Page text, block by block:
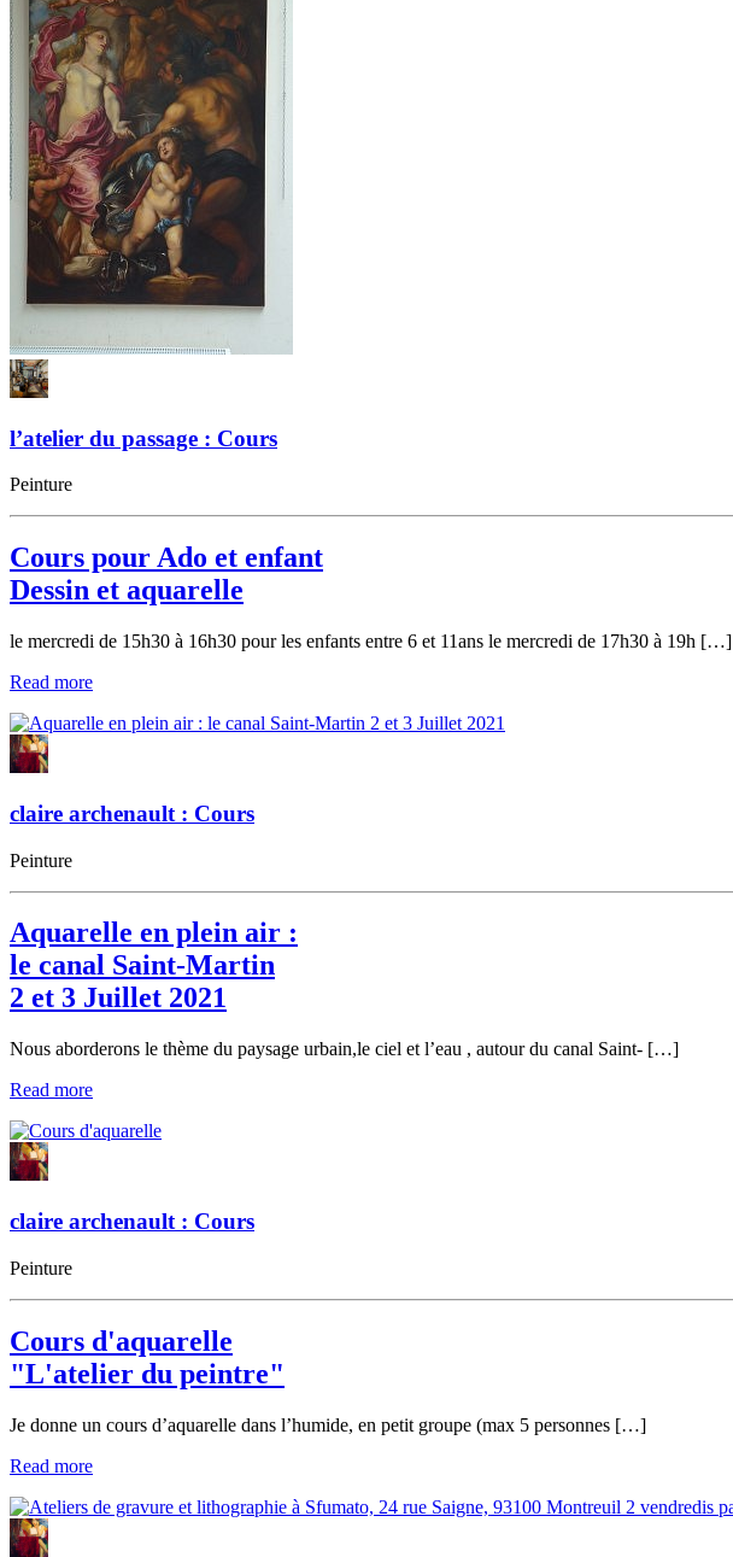
l’atelier du passage : Cours
Peinture
Cours pour Ado et enfant
Dessin et aquarelle
le mercredi de 15h30 à 16h30 pour les enfants entre 6 et 11ans le mercredi de 17h30 à 19h […]
Read more
claire archenault : Cours
Peinture
Aquarelle en plein air :
le canal Saint-Martin
2 et 3 Juillet 2021
Nous aborderons le thème du paysage urbain,le ciel et l’eau , autour du canal Saint- […]
Read more
claire archenault : Cours
Peinture
Cours d'aquarelle
"L'atelier du peintre"
Je donne un cours d’aquarelle dans l’humide, en petit groupe (max 5 personnes […]
Read more